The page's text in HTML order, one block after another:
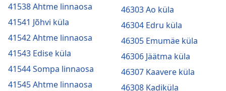
41538 Ahtme linnaosa
41541 Jõhvi küla
41542 Ahtme linnaosa
41543 Edise küla
41544 Sompa linnaosa
41545 Ahtme linnaosa
46303 Ao küla
46304 Edru küla
46305 Emumäe küla
46306 Jäätma küla
46307 Kaavere küla
46308 Kadiküla